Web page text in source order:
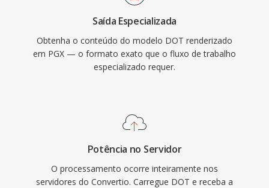
Saída Especializada
Obtenha o conteúdo do modelo DOT renderizado
em PGX — o formato exato que o fluxo de trabalho
especializado requer.
Potência no Servidor
O processamento ocorre inteiramente nos
servidores do Convertio. Carregue DOT e receba a